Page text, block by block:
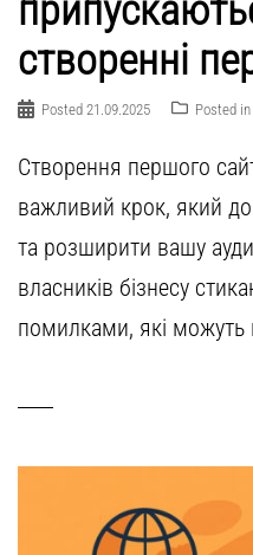
створенні
Posted 21.09.2025 Posted in
Створення першого
важливий крок, який
та розширити вашу
власників бізнесу
помилками, які можуть